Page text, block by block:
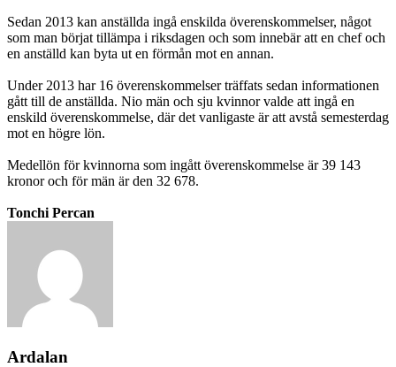
Sedan 2013 kan anställda ingå enskilda överenskommelser, något
som man börjat tillämpa i riksdagen och som innebär att en chef och
en anställd kan byta ut en förmån mot en annan.
Under 2013 har 16 överenskommelser träffats sedan informationen
gått till de anställda. Nio män och sju kvinnor valde att ingå en
enskild överenskommelse, där det vanligaste är att avstå semesterdag
mot en högre lön.
Medellön för kvinnorna som ingått överenskommelse är 39 143
kronor och för män är den 32 678.
Tonchi Percan
Ardalan